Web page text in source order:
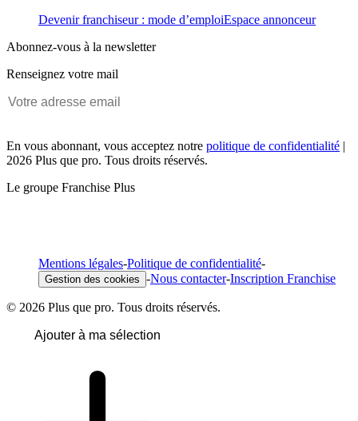
Devenir franchiseur : mode d’emploiEspace annonceur
Abonnez-vous à la newsletter
Renseignez votre mail
En vous abonnant, vous acceptez notre politique de confidentialité |
2026 Plus que pro. Tous droits réservés.
Le groupe Franchise Plus
Mentions légales-Politique de confidentialité-
Gestion des cookies -Nous contacter-Inscription Franchise
© 2026 Plus que pro. Tous droits réservés.
Ajouter à ma sélection